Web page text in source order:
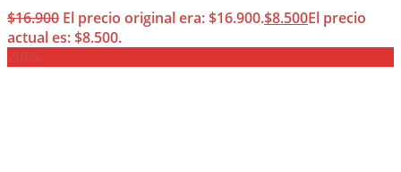
$16.900 El precio original era: $16.900.$8.500El precio
actual es: $8.500.